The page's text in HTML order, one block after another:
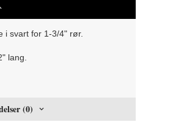
i svart for 1-3/4" rør.
lang.
(0)